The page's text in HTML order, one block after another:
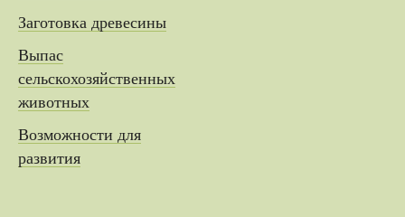
Заготовка древесины
Выпас
сельскохозяйственных
животных
Возможности для
развития